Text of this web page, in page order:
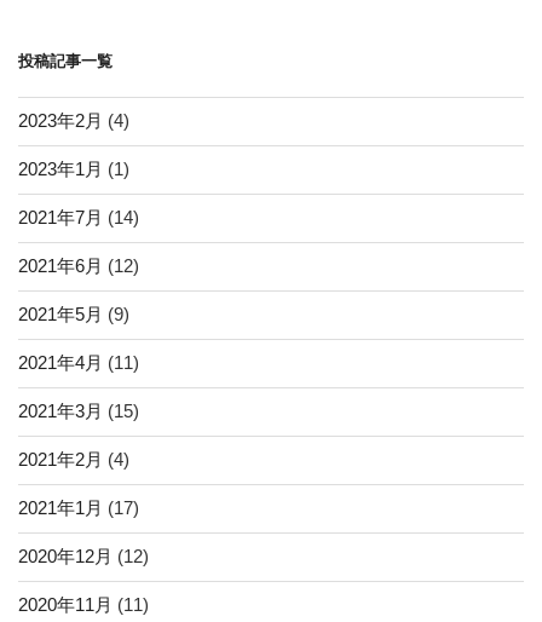
投稿記事一覧
2023年2月 (4)
2023年1月 (1)
2021年7月 (14)
2021年6月 (12)
2021年5月 (9)
2021年4月 (11)
2021年3月 (15)
2021年2月 (4)
2021年1月 (17)
2020年12月 (12)
2020年11月 (11)